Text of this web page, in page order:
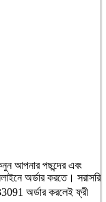
আপনার পছন্দের এবং
অর্ডার করতে। সরাসরি
অর্ডার করলেই ফ্রী